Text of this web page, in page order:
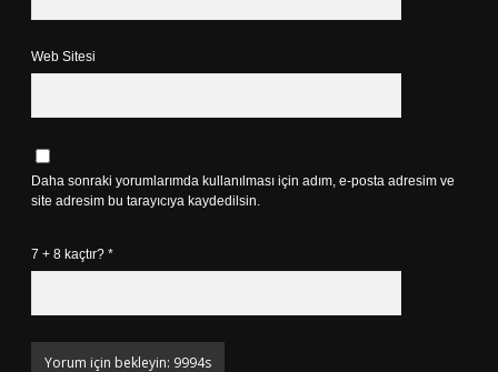
Web Sitesi
Daha sonraki yorumlarımda kullanılması için adım, e-posta adresim ve
site adresim bu tarayıcıya kaydedilsin.
7 + 8 kaçtır? *